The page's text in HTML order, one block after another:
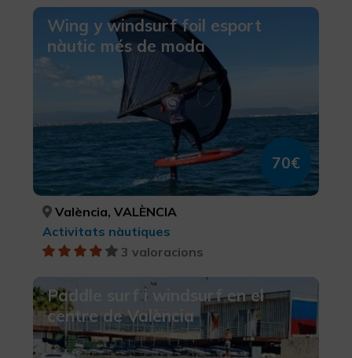
Wing y windsurf foil esport
nàutic més de moda
70€
València, VALÈNCIA
Activitats nàutiques
3 valoracions
Paddle surf i windsurf en el
centre de València